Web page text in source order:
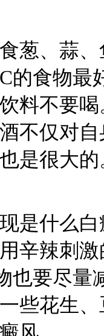
、蒜、
的食物最
料不要
不仅对
是很大的
什么白
辛辣刺
也要尽量
些花生